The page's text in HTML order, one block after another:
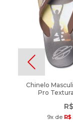
Chinelo
Pro
R$
9x de R$